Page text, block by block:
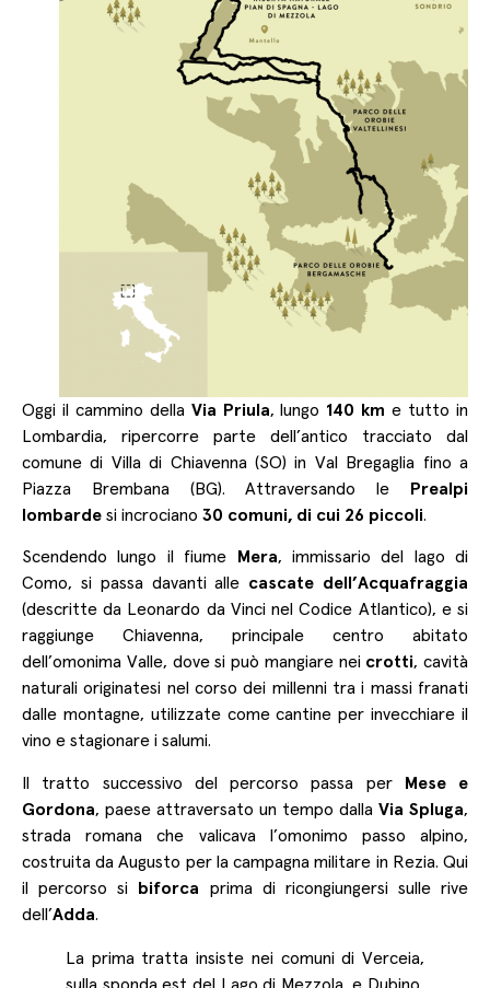
Oggi il cammino della Via Priula, lungo 140 km e tutto in
Lombardia, ripercorre parte dell’antico tracciato dal
comune di Villa di Chiavenna (SO) in Val Bregaglia fino a
Piazza Brembana (BG). Attraversando le
Prealpi
lombarde si incrociano 30 comuni, di cui 26 piccoli.
Scendendo lungo il fiume Mera, immissario del lago di
Como, si passa davanti alle cascate dell’Acquafraggia
(descritte da Leonardo da Vinci nel Codice Atlantico), e si
raggiunge Chiavenna, principale centro abitato
dell’omonima Valle, dove si può mangiare nei crotti, cavità
naturali originatesi nel corso dei millenni tra i massi franati
dalle montagne, utilizzate come cantine per invecchiare il
vino e stagionare i salumi.
Il tratto successivo del percorso passa per Mese e
Gordona, paese attraversato un tempo dalla Via Spluga,
strada romana che valicava l’omonimo passo alpino,
costruita da Augusto per la campagna militare in Rezia. Qui
il percorso si biforca prima di ricongiungersi sulle rive
dell’Adda.
La prima tratta insiste nei comuni di Verceia,
sulla sponda est del Lago di Mezzola, e Dubino,